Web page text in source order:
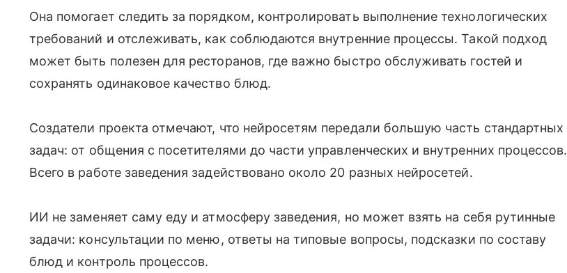
Она помогает следить за порядком, контролировать выполнение технологических
требований и отслеживать, как соблюдаются внутренние процессы. Такой подход
может быть полезен для ресторанов, где важно быстро обслуживать гостей и
сохранять одинаковое качество блюд.
Создатели проекта отмечают, что нейросетям передали большую часть стандартных
задач: от общения с посетителями до части управленческих и внутренних процессов.
Всего в работе заведения задействовано около 20 разных нейросетей.
ИИ не заменяет саму еду и атмосферу заведения, но может взять на себя рутинные
задачи: консультации по меню, ответы на типовые вопросы, подсказки по составу
блюд и контроль процессов.